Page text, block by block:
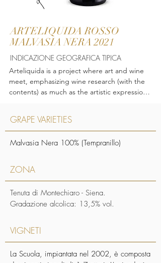
ARTELIQUIDA ROSSO
MALVASIA NERA 2021
INDICAZIONE GEOGRAFICA TIPICA
Arteliquida is a project where art and wine
meet, emphasizing wine research (with the
contents) as much as the artistic expression
the contemporary artwork by Eugenia Vanni,
where a mosaic moon represents the
mysterious and unbreakable link between
knowledge about the moon phases'
small cru enhances the varietal
characteristics of Tempranillo, in Tuscany
known as Malvasia Nera, which here
typical of the Chianti terroir.
GRAPE VARIETIES
Malvasia Nera 100% (Tempranillo)
ZONA
Tenuta di Montechiaro - Siena.
Gradazione alcolica: 13,5% vol.
VIGNETI
La Scuola, impiantata nel 2002, è composta